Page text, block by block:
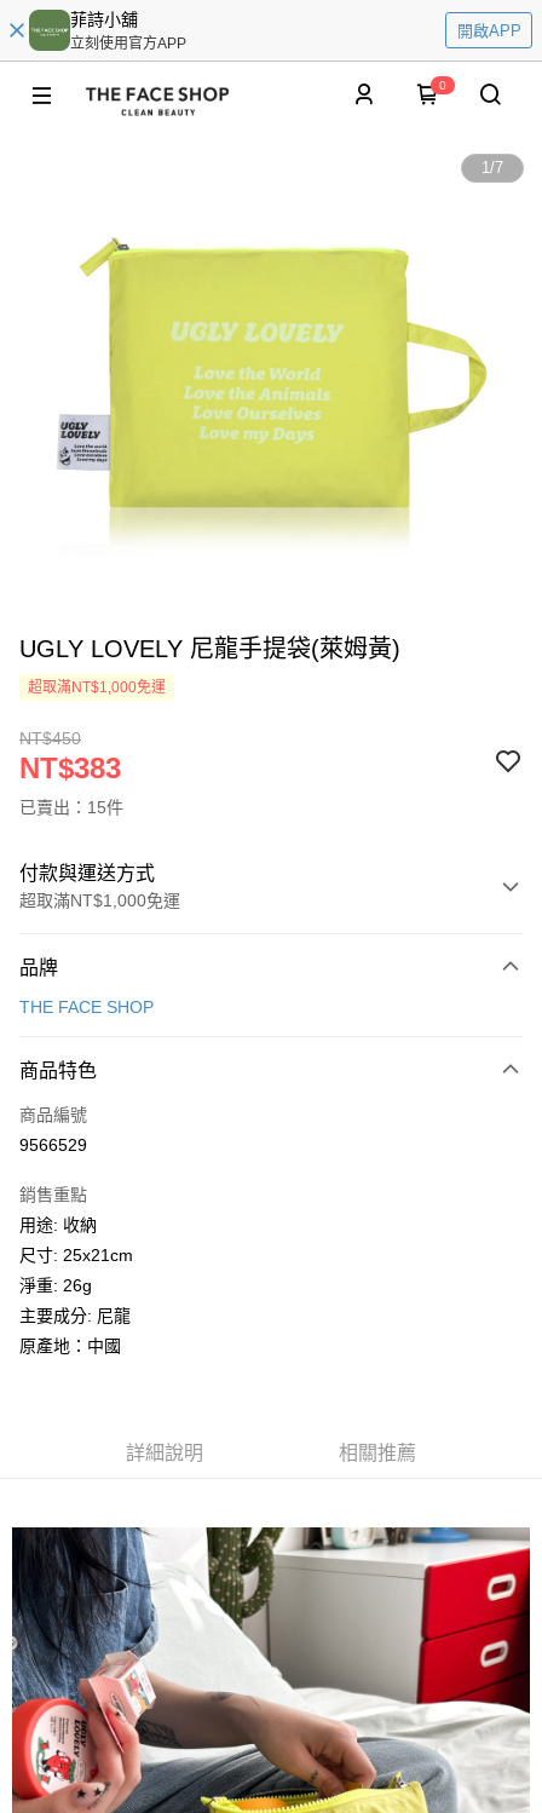
菲詩小舖
立刻使用官方APP
開啟APP
0
1/7
UGLY LOVELY 尼龍手提袋(萊姆黃)
超取滿NT$1,000免運
NT$450
NT$383
已賣出：15件
付款與運送方式
超取滿NT$1,000免運
信用卡一次付款
LINE Pay
Apple Pay
悠遊付
Google Pay
全盈+PAY
AFTEE先享後付
１．簡單：不需註冊會員、不需綁卡、不需儲值。
【「AFTEE先享後付」結帳流程】
１．於結帳方式選擇「AFTEE先享後付」後，將跳轉至「AFTEE先享後付」
結帳頁面，進行簡訊認證並確認金額後，即可完成結帳。
２．訂單成立數日內，您將收到繳費通知簡訊。
３．收到繳費通知簡訊後14天內，點擊此簡訊中的連結，可透過四大超商／
ATM／網路銀行／等多元方式進行付款，方視為交易完成。
※ 請注意：結帳手續完成當下不需立刻繳費，但若您需要取消訂單，請聯絡
購買商品的店家。未經商家同意取消之訂單仍視為有效，需透過AFTEE先享
後付繳納相關費用。
※ 交易是否成功請以「AFTEE先享後付 」之結帳頁面顯示為準，若有關於
是否繳費成功／繳費後需取消欲退款等相關疑問，請聯繫「AFTEE先享後付
客戶支援中心」https://netprotections.freshdesk.com/support/home
每筆NT$85，滿NT$1,000(含以上)免運費
付款後全家取貨
每筆NT$85，滿NT$1,000(含以上)免運費
7-11取貨付款
每筆NT$85，滿NT$1,000(含以上)免運費
付款後7-11取貨
每筆NT$85，滿NT$1,000(含以上)免運費
品牌
THE FACE SHOP
商品特色
商品編號
9566529
銷售重點
用途: 收納
尺寸: 25x21cm
淨重: 26g
主要成分: 尼龍
原產地：中國
詳細說明 相關推薦